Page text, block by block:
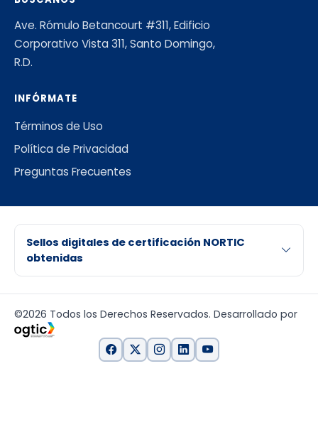
Ave. Rómulo Betancourt #311, Edificio
Corporativo Vista 311, Santo Domingo,
R.D.
INFÓRMATE
Términos de Uso
Política de Privacidad
Preguntas Frecuentes
Sellos digitales de certificación NORTIC
obtenidas
©2026 Todos los Derechos Reservados. Desarrollado por